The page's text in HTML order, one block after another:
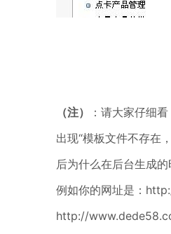
（注）
：请大家仔细
出现“模板文件不存在
后为什么在后台生成
例如你的网址是：
http://